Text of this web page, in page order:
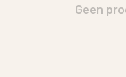
Geen